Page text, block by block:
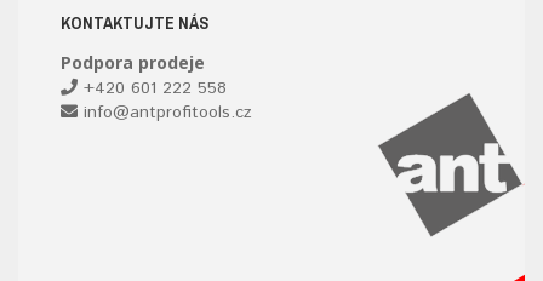
KONTAKTUJTE NÁS
Podpora prodeje
+420 601 222 558
info@antprofitools.cz